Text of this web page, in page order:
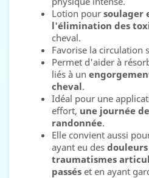
Lotion pour soulager
l'élimination des
cheval.
Favorise la circulation
Permet d'aider à
liés à un
cheval.
Idéal pour une
effort, une journée
randonnée.
Elle convient aussi
ayant eu des
traumatismes
passés et en ayant